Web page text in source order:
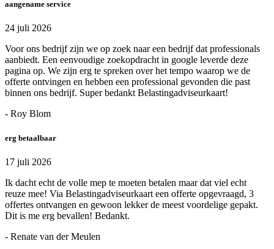
aangename service
24 juli 2026
Voor ons bedrijf zijn we op zoek naar een bedrijf dat professionals
aanbiedt. Een eenvoudige zoekopdracht in google leverde deze
pagina op. We zijn erg te spreken over het tempo waarop we de
offerte ontvingen en hebben een professional gevonden die past
binnen ons bedrijf. Super bedankt Belastingadviseurkaart!
- Roy Blom
erg betaalbaar
17 juli 2026
Ik dacht echt de volle mep te moeten betalen maar dat viel echt
reuze mee! Via Belastingadviseurkaart een offerte opgevraagd, 3
offertes ontvangen en gewoon lekker de meest voordelige gepakt.
Dit is me erg bevallen! Bedankt.
- Renate van der Meulen